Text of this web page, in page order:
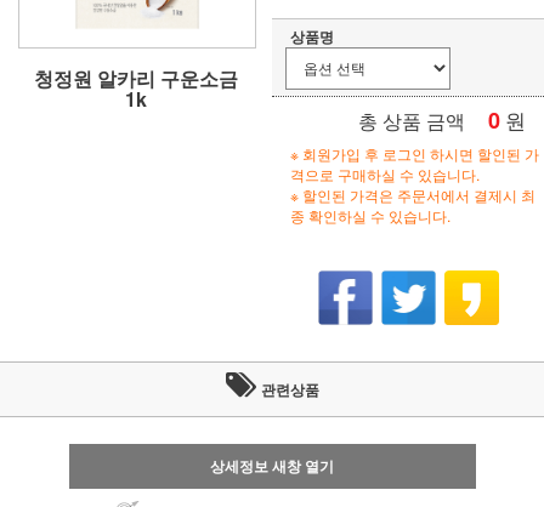
청정원 알카리 구운소금
1k
상품명
총 상품 금액 0 원
※ 회원가입 후 로그인 하시면 할인된 가
격으로 구매하실 수 있습니다.
※ 할인된 가격은 주문서에서 결제시 최
종 확인하실 수 있습니다.
관련상품
상세정보 새창 열기